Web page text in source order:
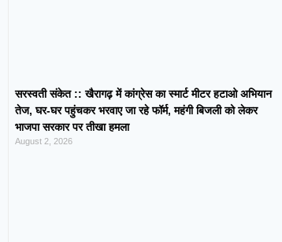
सरस्वती संकेत :: खैरागढ़ में कांग्रेस का स्मार्ट मीटर हटाओ अभियान
तेज, घर-घर पहुंचकर भरवाए जा रहे फॉर्म, महंगी बिजली को लेकर
भाजपा सरकार पर तीखा हमला
August 2, 2026